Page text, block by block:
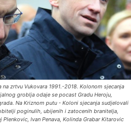
na zrtvu Vukovara 1991.-2018. Kolonom sjecanja
groblja odaje se pocast Gradu Heroju,
Na Kriznom putu - Koloni sjecanja sudjelovali
poginulih, ubijenih i zatocenih branitelja,
Ivan Penava, Kolinda Grabar Kitarovic